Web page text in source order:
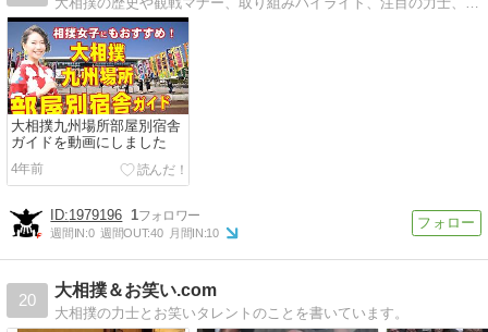
大相撲九州場所部屋別宿舎
ガイドを動画にしました
4年前
1979196 1
週間IN:0 週間OUT:40 月間IN:10
20
大相撲＆お笑い.com
大相撲の力士とお笑いタレントのことを書いています。